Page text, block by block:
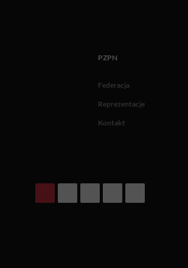
PZPN
Federacja
Reprezentacje
Kontakt